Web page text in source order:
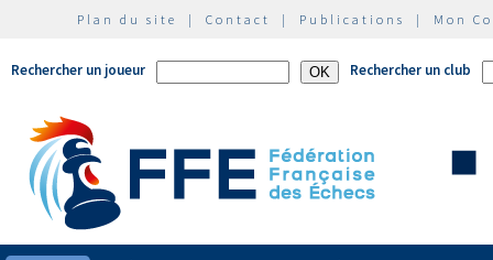
Plan du site | Contact | Publications | Mon
Rechercher un joueur Rechercher un club